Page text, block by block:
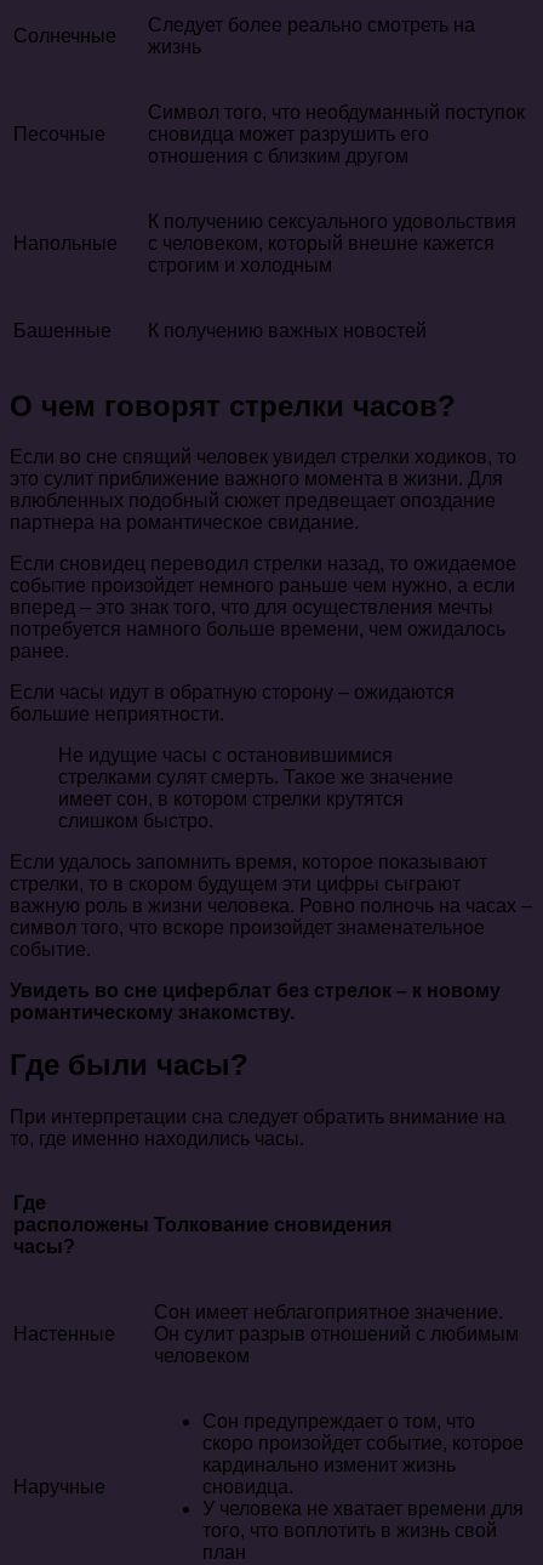
Солнечные
Следует более реально смотреть на
жизнь
Песочные
Символ того, что необдуманный поступок
сновидца может разрушить его
отношения с близким другом
Напольные
К получению сексуального удовольствия
с человеком, который внешне кажется
строгим и холодным
Башенные К получению важных новостей
О чем говорят стрелки часов?
Если во сне спящий человек увидел стрелки ходиков, то
это сулит приближение важного момента в жизни. Для
влюбленных подобный сюжет предвещает опоздание
партнера на романтическое свидание.
Если сновидец переводил стрелки назад, то ожидаемое
событие произойдет немного раньше чем нужно, а если
вперед – это знак того, что для осуществления мечты
потребуется намного больше времени, чем ожидалось
ранее.
Если часы идут в обратную сторону – ожидаются
большие неприятности.
Не идущие часы с остановившимися
стрелками сулят смерть. Такое же значение
имеет сон, в котором стрелки крутятся
слишком быстро.
Если удалось запомнить время, которое показывают
стрелки, то в скором будущем эти цифры сыграют
важную роль в жизни человека. Ровно полночь на часах –
символ того, что вскоре произойдет знаменательное
событие.
Увидеть во сне циферблат без стрелок – к новому
романтическому знакомству.
Где были часы?
При интерпретации сна следует обратить внимание на
то, где именно находились часы.
Где
расположены
часы?
Толкование сновидения
Настенные
Сон имеет неблагоприятное значение.
Он сулит разрыв отношений с любимым
человеком
Наручные
Сон предупреждает о том, что
скоро произойдет событие, которое
кардинально изменит жизнь
сновидца.
У человека не хватает времени для
того, что воплотить в жизнь свой
план